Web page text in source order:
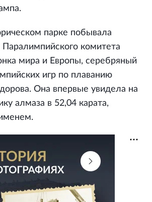
парке побывала
Паралимпийского комитета
мира и Европы, серебряный
игр по плаванию
Она впервые увидела на
алмаза в 52,04 карата,